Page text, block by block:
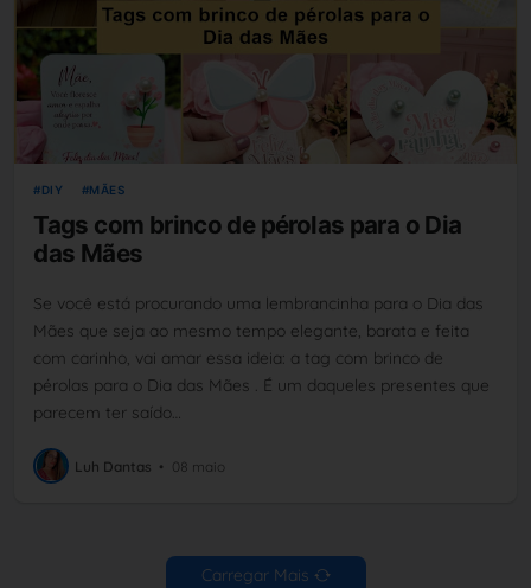
DIY MÃES
Tags com brinco de pérolas para o Dia
das Mães
Se você está procurando uma lembrancinha para o Dia das
Mães que seja ao mesmo tempo elegante, barata e feita
com carinho, vai amar essa ideia: a tag com brinco de
pérolas para o Dia das Mães . É um daqueles presentes que
parecem ter saído…
Luh Dantas • 08 maio
Carregar Mais